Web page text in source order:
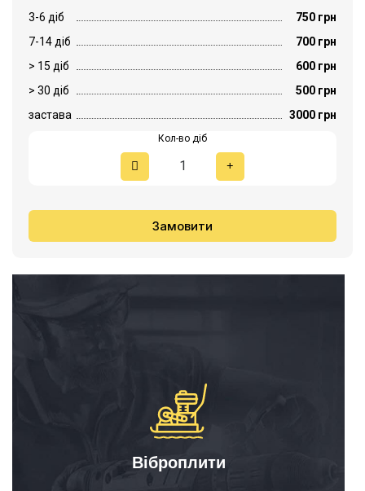
3-6 діб
750 грн
7-14 діб
700 грн
> 15 діб
600 грн
> 30 діб
500 грн
застава
3000 грн
Кол-во діб
Замовити
Віброплити